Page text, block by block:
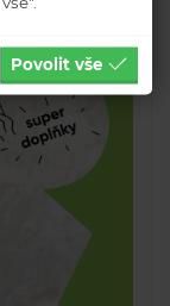
Povolit vše